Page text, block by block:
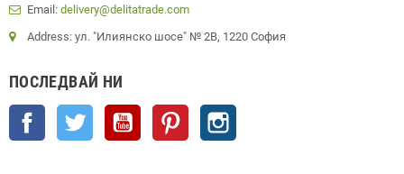
Email: delivery@delitatrade.com
Address: ул. "Илиянско шосе" № 2В, 1220 София
ПОСЛЕДВАЙ НИ
Facebook Twitter YouTube Pinterest